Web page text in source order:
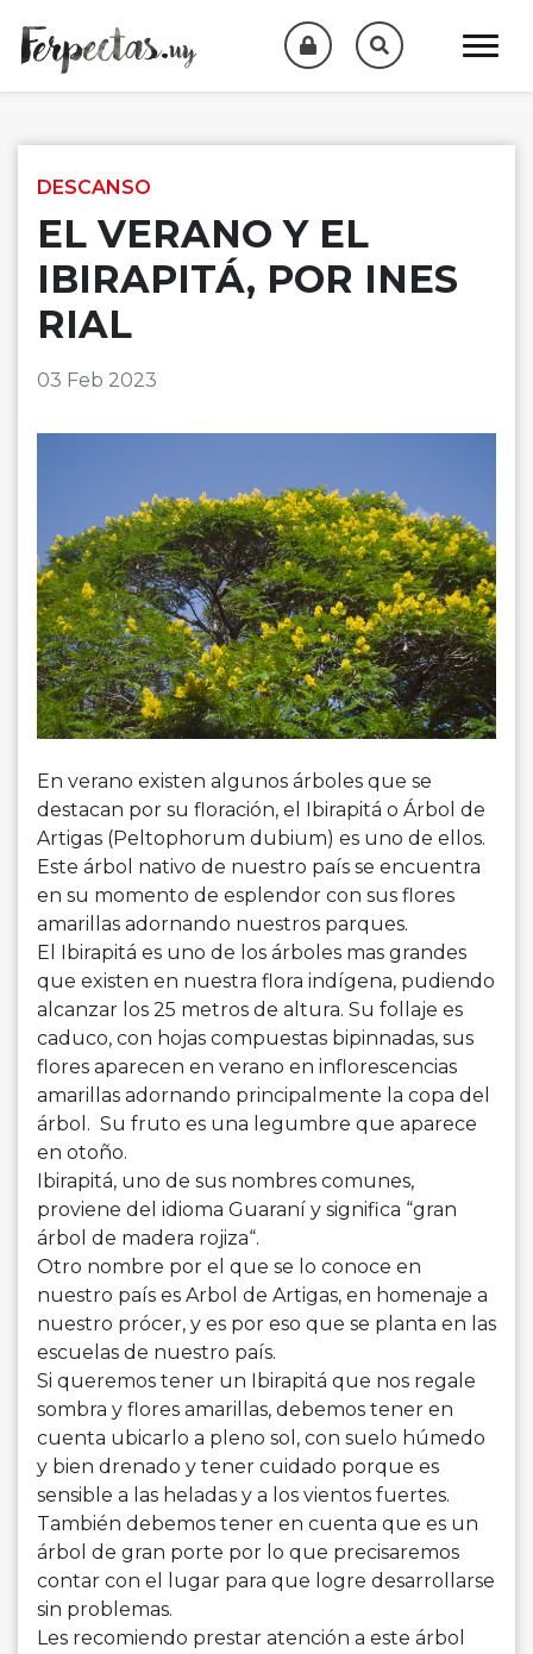
DESCANSO
EL VERANO Y EL
IBIRAPITÁ, POR INES
RIAL
03 Feb 2023
En verano existen algunos árboles que se
destacan por su floración, el
Ibirapitá o Árbol de
Artigas (Peltophorum dubium) es uno de ellos.
Este árbol nativo de nuestro país se encuentra
en su momento de esplendor con sus flores
amarillas adornando nuestros parques.
El
Ibirapitá es uno de los árboles mas grandes
que existen en nuestra flora indígena, pudiendo
alcanzar los 25 metros de altura. Su follaje es
caduco, con hojas compuestas bipinnadas, sus
flores aparecen en verano en inflorescencias
amarillas adornando principalmente la copa del
árbol. Su fruto es una legumbre que aparece
en otoño.
Ibirapitá, uno de sus nombres comunes,
proviene del idioma Guaraní y significa “gran
árbol de madera rojiza“.
Otro nombre por el que se lo conoce en
nuestro país es Arbol de Artigas, en homenaje a
nuestro prócer, y es por eso que se planta en las
escuelas de nuestro país.
Si queremos tener un Ibirapitá que nos regale
sombra y flores amarillas, debemos tener en
cuenta ubicarlo a pleno sol, con suelo húmedo
y bien drenado y tener cuidado porque es
sensible a las heladas y a los vientos fuertes.
También debemos tener en cuenta que es un
árbol de gran porte por lo que precisaremos
contar con el
lugar para que logre desarrollarse
sin problemas.
Les recomiendo prestar atención a este árbol